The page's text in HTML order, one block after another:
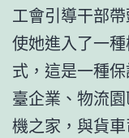
工會引導干部
使她進入了一
式，這是一種
臺企業、物流
機之家，與貨